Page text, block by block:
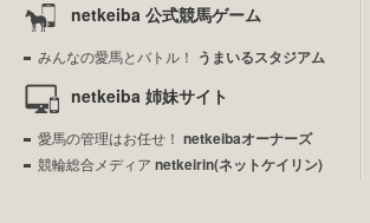
netkeiba 公式競馬ゲーム
みんなの愛馬とバトル！ うまいるスタジアム
netkeiba 姉妹サイト
愛馬の管理はお任せ！ netkeibaオーナーズ
競輪総合メディア netkeirin(ネットケイリン)